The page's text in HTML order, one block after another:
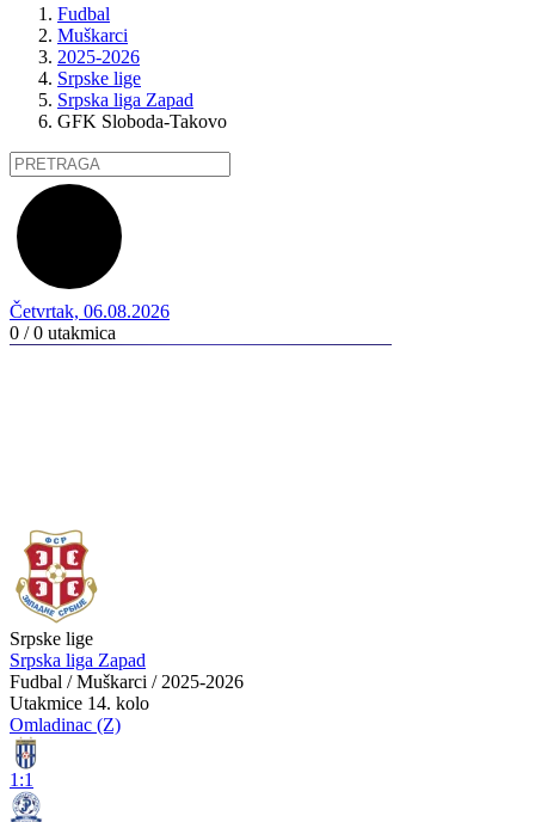
Fudbal
Muškarci
2025-2026
Srpske lige
Srpska liga Zapad
GFK Sloboda-Takovo
Četvrtak, 06.08.2026
0 / 0 utakmica
Srpske lige
Srpska liga Zapad
Fudbal / Muškarci / 2025-2026
Utakmice 14. kolo
Omladinac (Z)
1:1